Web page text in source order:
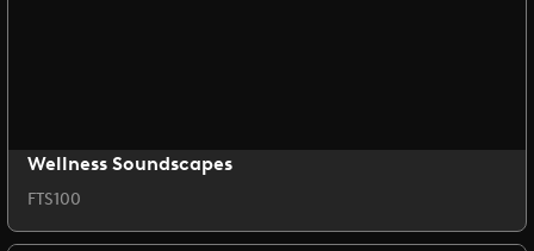
Wellness Soundscapes
FTS100